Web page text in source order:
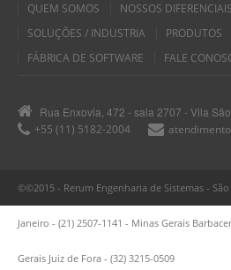
QUEM SOMOS
NOSSOS DIFERENCIAIS
SOLUÇÕES / INDUSTRIA
PRODUTOS
FÁBRICA DE SOFTWARE
FALE
Rua Enxovia, 472 - sala 2707 - Vila
+55 (11) 5182-2004
©©2015 - Rerum Engenharia de Sistemas -
Janeiro - (21) 2507-1141 - Minas Gerais
Gerais Juiz de Fora - (32) 3215-0509